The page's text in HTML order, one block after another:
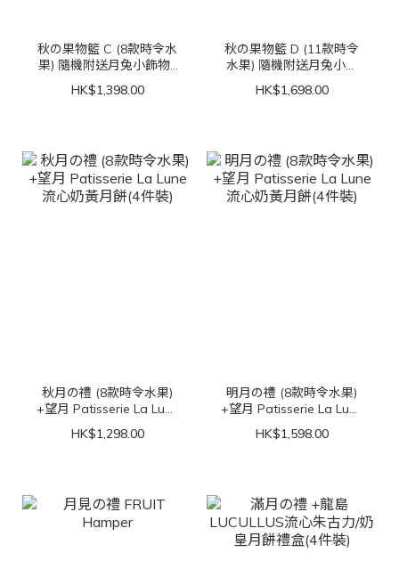
秋の果物籃 C (8款時令水
果) 隨機附送月兔小飾物1
HK$1,398.00
秋の果物籃 D (11款時令
水果) 隨機附送月兔小飾
物1個
HK$1,698.00
秋月の禮 (8款時令水果)
+望月 Patisserie La Lune
流心奶黃月餅(4件裝)
HK$1,298.00
明月の禮 (8款時令水果)
+望月 Patisserie La Lune
流心奶黃月餅(4件裝)
HK$1,598.00